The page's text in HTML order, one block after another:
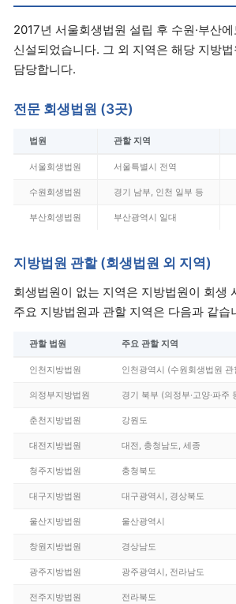
2017년 서울회생법원 설립 후 수원·부산
신설되었습니다. 그 외 지역은 해당 지방
담당합니다.
전문 회생법원 (3곳)
법원 관할 지역
서울회생법원 서울특별시 전역
수원회생법원 경기 남부, 인천 일부 등
부산회생법원 부산광역시 일대
지방법원 관할 (회생법원 외 지역)
회생법원이 없는 지역은 지방법원이 회생
주요 지방법원과 관할 지역은 다음과 같습
관할 법원 주요 관할 지역
인천지방법원 인천광역시 (수원회생법원
의정부지방법원 경기 북부 (의정부·고양·파주
춘천지방법원 강원도
대전지방법원 대전, 충청남도, 세종
청주지방법원 충청북도
대구지방법원 대구광역시, 경상북도
울산지방법원 울산광역시
창원지방법원 경상남도
광주지방법원 광주광역시, 전라남도
전주지방법원 전라북도